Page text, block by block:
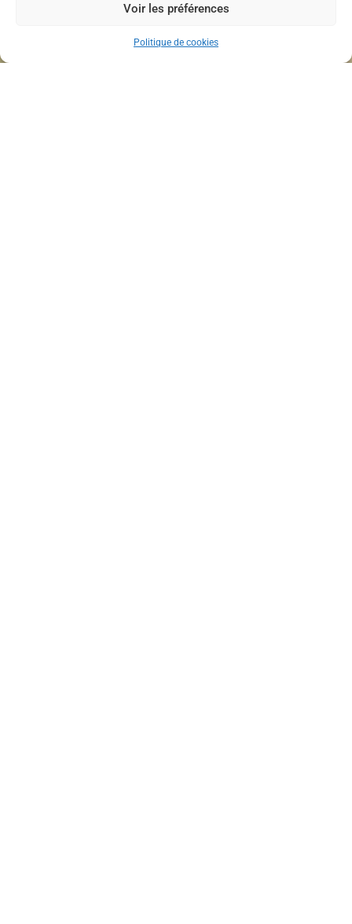
Voir les préférences
Politique de cookies